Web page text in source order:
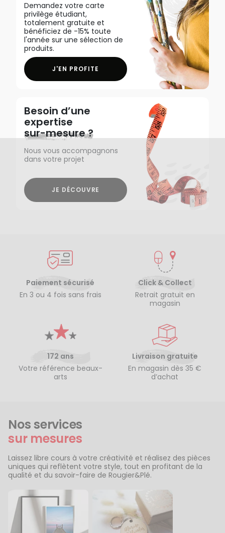
Demandez votre carte
privilège étudiant,
totalement gratuite et
bénéficiez de -15% toute
l'année sur une sélection de
produits.
J'EN PROFITE
Besoin d’une
expertise
sur-mesure ?
Nous vous accompagnons
dans votre projet
JE DÉCOUVRE
Paiement sécurisé
En 3 ou 4 fois sans frais
Click & Collect
Retrait gratuit en
magasin
172 ans
Votre référence beaux-
arts
Livraison gratuite
En magasin dès 35 €
d’achat
Nos services
sur mesures
Laissez libre cours à votre créativité et réalisez des pièces
uniques qui reflètent votre style, tout en profitant de la
qualité et du savoir-faire de Rougier&Plé.